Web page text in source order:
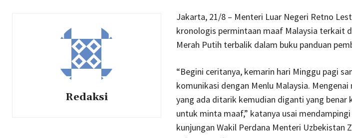
Redaksi
Jakarta, 21/8 – Menteri Luar Negeri Retno
kronologis permintaan maaf Malaysia terkait
Merah Putih terbalik dalam buku panduan
“Begini ceritanya, kemarin hari Minggu pagi
komunikasi dengan Menlu Malaysia.
yang ada ditarik kemudian diganti yang
untuk minta maaf,” katanya usai
kunjungan Wakil Perdana Menteri Uzbekistan